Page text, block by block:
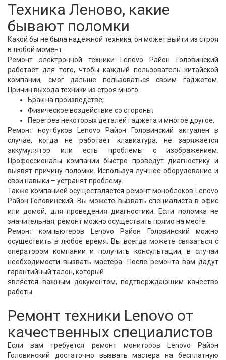
Техника Леново, какие
бывают поломки
Какой бы не была надежной техника, он может выйти из строя
в любой момент.
Ремонт электронной техники Lenovo Район Головинский
работает для того, чтобы каждый пользователь китайской
компании, смог дальше пользоваться своим гаджетом.
Причин выхода техники из строя много:
Брак на производстве;
Физическое воздействие со стороны;
Перегрев некоторых деталей гаджета и многое другое.
Ремонт ноутбуков Lenovo Район Головинский актуален в
случае, когда не работает клавиатура, не заряжается
аккумулятор или есть проблемы с изображением.
Профессионалы компании быстро проведут диагностику и
выявят причину поломки. Используя лучшее оборудование и
свои навыки – устранят проблему.
Также компанией осуществляется ремонт моноблоков Lenovo
Район Головинский. Вы можете вызвать специалиста в офис
или домой, для проведения диагностики. Если поломка не
значительная, ремонт можно осуществить прямо на месте.
Ремонт компьютеров Lenovo Район Головинский можно
осуществить в любое время. Вы всегда можете связаться с
оператором компании и получить консультации, в случаи
необходимости вызвать мастера. После ремонта вам дадут
гарантийный талон, который
является важным документом, подтверждающим качество
работы.
Ремонт техники Lenovo от
качественных специалистов
Если вам требуется ремонт мониторов Lenovo Район
Головинский достаточно вызвать мастера на бесплатную